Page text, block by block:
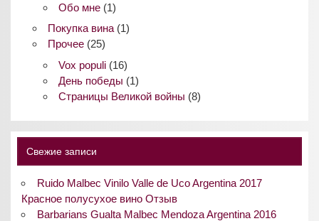
Обо мне(1)
Покупка вина(1)
Прочее(25)
Vox populi(16)
День победы (1)
Страницы Великой войны (8)
Свежие записи
Ruido Malbec Vinilo Valle de Uco Argentina 2017
Красное полусухое вино Отзыв
Barbarians Gualta Malbec Mendoza Argentina 2016